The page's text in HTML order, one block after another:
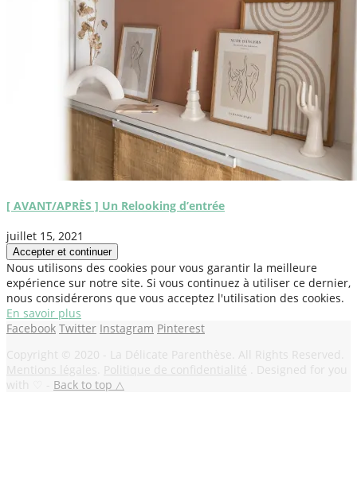
[ AVANT/APRÈS ] Un Relooking d’entrée
juillet 15, 2021
Nous utilisons des cookies pour vous garantir la meilleure
expérience sur notre site. Si vous continuez à utiliser ce dernier,
nous considérerons que vous acceptez l'utilisation des cookies.
En savoir plus
Facebook Twitter Instagram Pinterest
Copyright © 2020 - La Délicate Parenthèse. All Rights Reserved.
Mentions légales Politique de confidentialité . Designed for you
with ♡ - Back to top △